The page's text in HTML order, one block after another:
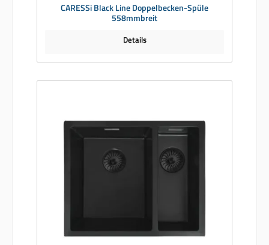
CARESSi Black Line Doppelbecken-Spüle
558mmbreit
Details